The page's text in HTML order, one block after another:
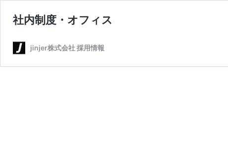
社内制度・オフィス
jinjer株式会社 採用情報